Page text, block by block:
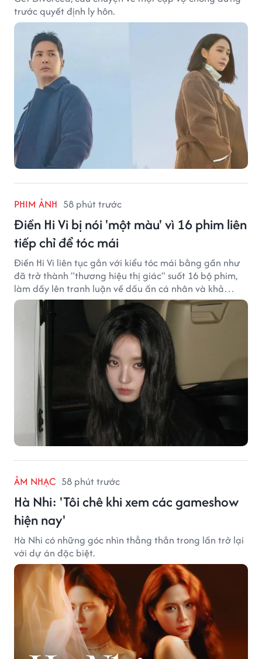
trước quyết định ly hôn.
PHIM ẢNH 58 phút trước
Điền Hi Vi bị nói 'một màu' vì 16 phim liên
tiếp chỉ để tóc mái
Điền Hi Vi liên tục gắn với kiểu tóc mái bằng gần như
đã trở thành "thương hiệu thị giác" suốt 16 bộ phim,
làm dấy lên tranh luận về dấu ấn cá nhân và khả
năng biến hóa trên màn ảnh.
ÂM NHẠC 58 phút trước
Hà Nhi: 'Tôi chê khi xem các gameshow
hiện nay'
Hà Nhi có những góc nhìn thẳng thắn trong lần trở lại
với dự án đặc biệt.